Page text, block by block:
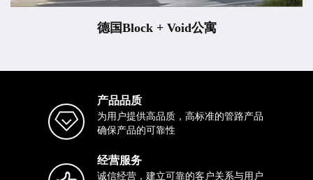
德国Block + Void公寓
产品品质
为用户提供高品质，高标准的管路产品
确保产品的可靠性
经营服务
诚信经营，建立可靠的客户关系与用户